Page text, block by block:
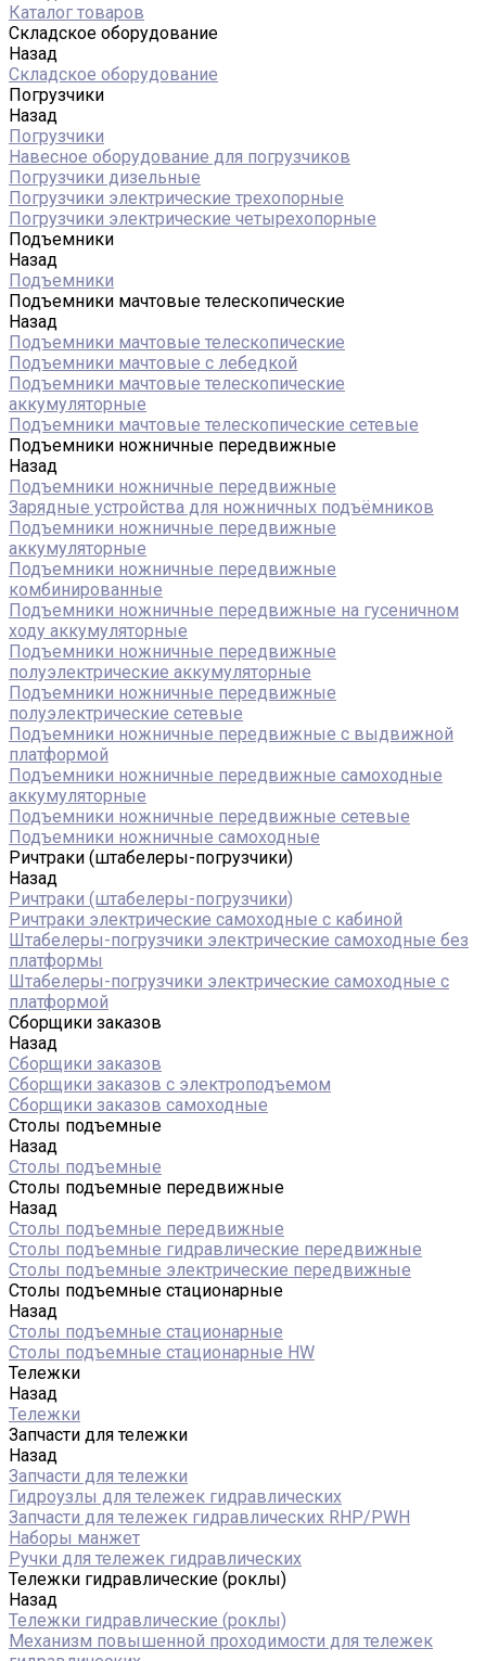
Каталог товаров
Складское оборудование
Назад
Складское оборудование
Погрузчики
Назад
Погрузчики
Навесное оборудование для погрузчиков
Погрузчики дизельные
Погрузчики электрические трехопорные
Погрузчики электрические четырехопорные
Подъемники
Назад
Подъемники
Подъемники мачтовые телескопические
Назад
Подъемники мачтовые телескопические
Подъемники мачтовые с лебедкой
Подъемники мачтовые телескопические
аккумуляторные
Подъемники мачтовые телескопические сетевые
Подъемники ножничные передвижные
Назад
Подъемники ножничные передвижные
Зарядные устройства для ножничных подъёмников
Подъемники ножничные передвижные
аккумуляторные
Подъемники ножничные передвижные
комбинированные
Подъемники ножничные передвижные на гусеничном
ходу аккумуляторные
Подъемники ножничные передвижные
полуэлектрические аккумуляторные
Подъемники ножничные передвижные
полуэлектрические сетевые
Подъемники ножничные передвижные с выдвижной
платформой
Подъемники ножничные передвижные самоходные
аккумуляторные
Подъемники ножничные передвижные сетевые
Подъемники ножничные самоходные
Ричтраки (штабелеры-погрузчики)
Назад
Ричтраки (штабелеры-погрузчики)
Ричтраки электрические самоходные с кабиной
Штабелеры-погрузчики электрические самоходные без
платформы
Штабелеры-погрузчики электрические самоходные с
платформой
Сборщики заказов
Назад
Сборщики заказов
Сборщики заказов с электроподъемом
Сборщики заказов самоходные
Столы подъемные
Назад
Столы подъемные
Столы подъемные передвижные
Назад
Столы подъемные передвижные
Столы подъемные гидравлические передвижные
Столы подъемные электрические передвижные
Столы подъемные стационарные
Назад
Столы подъемные стационарные
Столы подъемные стационарные HW
Тележки
Назад
Тележки
Запчасти для тележки
Назад
Запчасти для тележки
Гидроузлы для тележек гидравлических
Запчасти для тележек гидравлических RHP/PWH
Наборы манжет
Ручки для тележек гидравлических
Тележки гидравлические (роклы)
Назад
Тележки гидравлические (роклы)
Механизм повышенной проходимости для тележек